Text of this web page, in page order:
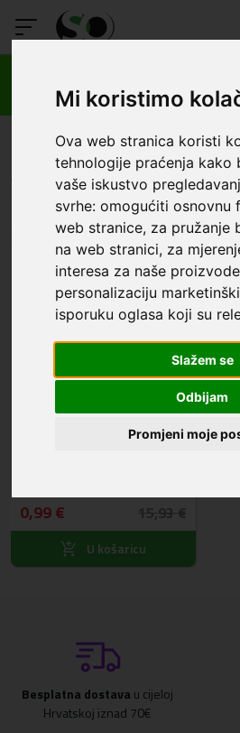
Mi koristimo
Ova web stranica koristi
tehnologije praćenja kako
vaše iskustvo
svrhe:omogućiti osnovnu
web stranice, za pružanje
na web stranici, za
interesa za naše
personalizaciju
isporuku oglasa koji su
Slažem se
Odbijam
Promjeni moje
Dostava u BOXNOW
SmartOprema Kategorije Oprema za
Apple - iPad 2/3/4
Redoslijed Filter
UŠTEDA
14,94 €
0,99 €
U košaricu
Besplatna dostava u cijeloj
Hrvatskoj iznad 70€